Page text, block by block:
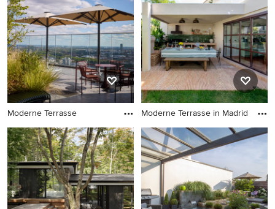
Moderne Terrasse
Moderne Terrasse
Moderne Terrasse in Madrid
Moderne Terrasse in Madrid